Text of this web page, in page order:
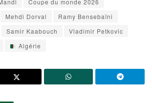
Coupe du monde 2026
Mehdi Dorval
Ramy Bensebaïni
Samir Kaabouch
Vladimir Petkovic
Algérie